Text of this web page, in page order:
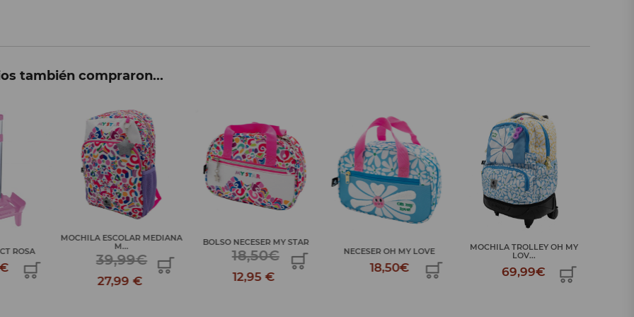
también compraron...
ROSA
MOCHILA ESCOLAR MEDIANA
M...
39,99€
27,99 €
BOLSO NECESER MY STAR
18,50€
12,95 €
NECESER OH MY LOVE
18,50€
MOCHILA TROLLEY OH MY
LOV...
69,99€